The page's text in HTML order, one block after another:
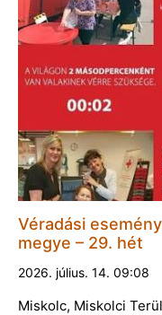
Véradási
megye – 29. hét
2026. július. 14. 09:08
Miskolc, Miskolci